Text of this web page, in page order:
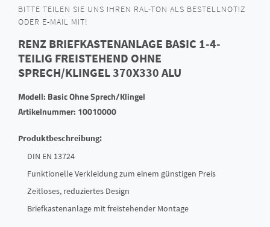
BITTE TEILEN SIE UNS IHREN RAL-TON ALS BESTELLNOTIZ
ODER E-MAIL MIT!
RENZ BRIEFKASTENANLAGE BASIC 1-4-
TEILIG FREISTEHEND OHNE
SPRECH/KLINGEL 370X330 ALU
Modell: Basic Ohne Sprech/Klingel
Artikelnummer: 10010000
Produktbeschreibung:
DIN EN 13724
Funktionelle Verkleidung zum einem günstigen Preis
Zeitloses, reduziertes Design
Briefkastenanlage mit freistehender Montage